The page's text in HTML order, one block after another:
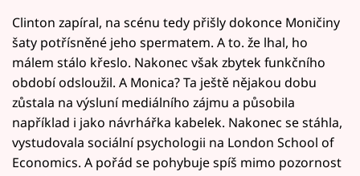
Clinton zapíral, na scénu tedy přišly dokonce Moničiny
šaty potřísněné jeho spermatem. A to. že lhal, ho
málem stálo křeslo. Nakonec však zbytek funkčního
období odsloužil. A Monica? Ta ještě nějakou dobu
zůstala na výsluní mediálního zájmu a působila
například i jako návrhářka kabelek. Nakonec se stáhla,
vystudovala sociální psychologii na London School of
Economics. A pořád se pohybuje spíš mimo pozornost